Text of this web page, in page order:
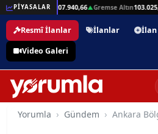
PİYASALAR
▲Beşli Altın207.940,66▲Gremse Altın
Resmî İlanlar İlanlar İlan
Video Galeri
Yorumla Gündem